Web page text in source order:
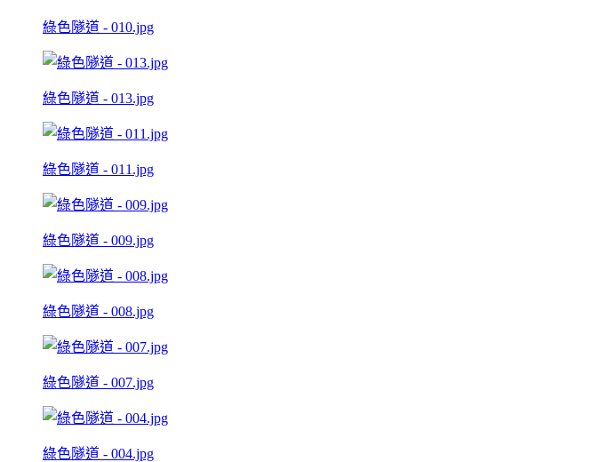
綠色隧道 - 010.jpg
綠色隧道 - 013.jpg
綠色隧道 - 011.jpg
綠色隧道 - 009.jpg
綠色隧道 - 008.jpg
綠色隧道 - 007.jpg
綠色隧道 - 004.jpg